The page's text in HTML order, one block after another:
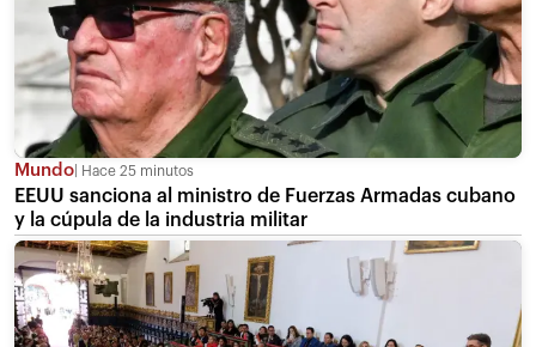
Mundo Hace 25 minutos
EEUU sanciona al ministro de Fuerzas Armadas cubano
y la cúpula de la industria militar